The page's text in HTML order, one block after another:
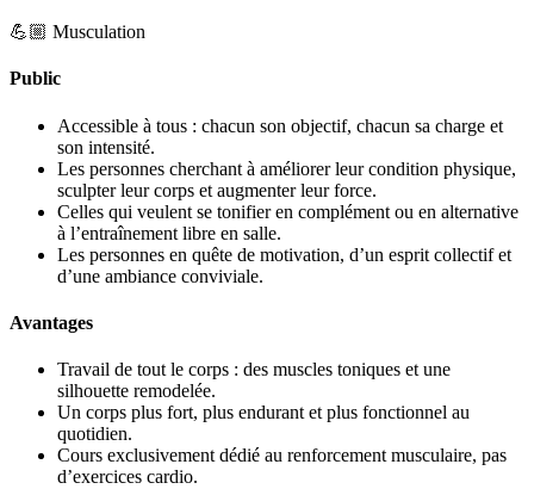
💪🏼 Musculation
Public
Accessible à tous : chacun son objectif, chacun sa charge et
son intensité.
Les personnes cherchant à améliorer leur condition physique,
sculpter leur corps et augmenter leur force.
Celles qui veulent se tonifier en complément ou en alternative
à l’entraînement libre en salle.
Les personnes en quête de motivation, d’un esprit collectif et
d’une ambiance conviviale.
Avantages
Travail de tout le corps : des muscles toniques et une
silhouette remodelée.
Un corps plus fort, plus endurant et plus fonctionnel au
quotidien.
Cours exclusivement dédié au renforcement musculaire, pas
d’exercices cardio.